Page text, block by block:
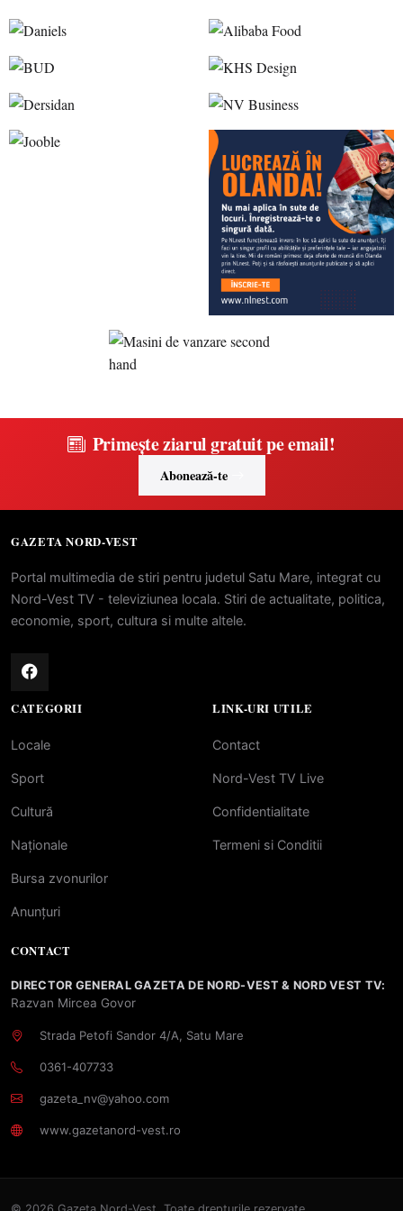
Primește ziarul gratuit pe email!
Abonează-te
GAZETA NORD-VEST
Portal multimedia de stiri pentru judetul Satu Mare, integrat cu
Nord-Vest TV - televiziunea locala. Stiri de actualitate, politica,
economie, sport, cultura si multe altele.
CATEGORII
Locale
Sport
Cultură
Naționale
Bursa zvonurilor
Anunțuri
LINK-URI UTILE
Contact
Nord-Vest TV Live
Confidentialitate
Termeni si Conditii
CONTACT
DIRECTOR GENERAL GAZETA DE NORD-VEST & NORD VEST TV:
Razvan Mircea Govor
Strada Petofi Sandor 4/A, Satu Mare
0361-407733
gazeta_nv@yahoo.com
www.gazetanord-vest.ro